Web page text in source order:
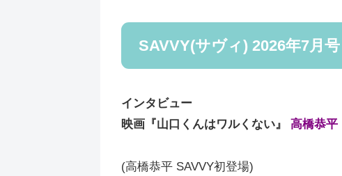
SAVVY(サヴィ) 2026年7月号
インタビュー
映画『山口くんはワルくない』 高橋恭平
(高橋恭平 SAVVY初登場)